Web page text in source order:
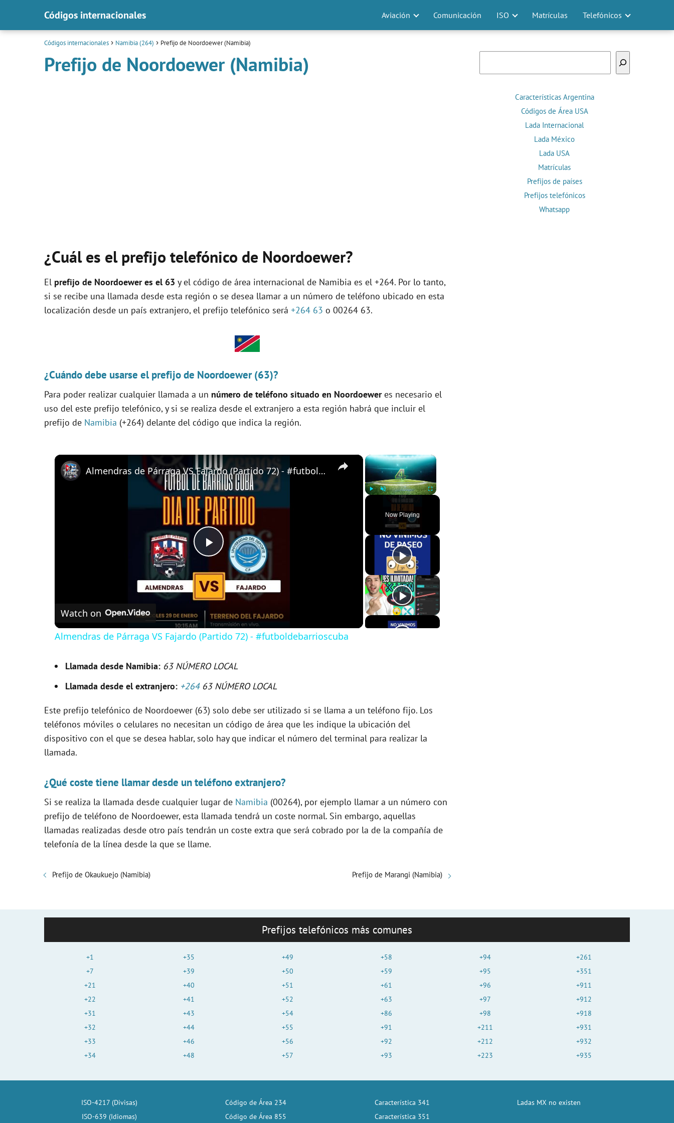
Códigos internacionales Aviación Comunicación ISO Matrículas Telefónicos
Códigos internacionales Namibia (264) Prefijo de Noordoewer (Namibia)
Prefijo de Noordoewer (Namibia)
¿Cuál es el prefijo telefónico de Noordoewer?
El prefijo de Noordoewer es el 63 y el código de área internacional de Namibia es el +264. Por lo tanto,
si se recibe una llamada desde esta región o se desea llamar a un número de teléfono ubicado en esta
localización desde un país extranjero, el prefijo telefónico será +264 63 o 00264 63.
¿Cuándo debe usarse el prefijo de Noordoewer (63)?
Para poder realizar cualquier llamada a un número de teléfono situado en Noordoeweres necesario el
uso del este prefijo telefónico, y si se realiza desde el extranjero a esta región habrá que incluir el
prefijo de Namibia (+264) delante del código que indica la región.
×
Unmute Fullscreen
Now Playing
×
P
l
a
i
d
o
Almendras de Párraga VS Fajardo (Partido 72) - #futboldebarrioscuba
Watch on
Almendras de Párraga VS Fajardo (Partido 72) - #futboldebarrioscuba
Llamada desde Namibia: 63 NÚMERO LOCAL
Llamada desde el extranjero: +26463 NÚMERO LOCAL
Este prefijo telefónico de Noordoewer (63) solo debe ser utilizado si se llama a un teléfono fijo. Los
teléfonos móviles o celulares no necesitan un código de área que les indique la ubicación del
dispositivo con el que se desea hablar, solo hay que indicar el número del terminal para realizar la
llamada.
¿Qué coste tiene llamar desde un teléfono extranjero?
Si se realiza la llamada desde cualquier lugar de Namibia (00264), por ejemplo llamar a un número con
prefijo de teléfono de Noordoewer, esta llamada tendrá un coste normal. Sin embargo, aquellas
llamadas realizadas desde otro país tendrán un coste extra que será cobrado por la de la compañía de
telefonía de la línea desde la que se llame.
Prefijo de Okaukuejo (Namibia) Prefijo de Marangi (Namibia)
Características Argentina
Códigos de Área USA
Lada Internacional
Lada México
Lada USA
Matrículas
Prefijos de países
Prefijos telefónicos
Whatsapp
Prefijos telefónicos más comunes
+1
+7
+21
+22
+31
+32
+33
+34
+35
+39
+40
+41
+43
+44
+46
+48
+49
+50
+51
+52
+54
+55
+56
+57
+58
+59
+61
+63
+86
+91
+92
+93
+94
+95
+96
+97
+98
+211
+212
+223
+261
+351
+911
+912
+918
+931
+932
+935
ISO-4217 (Divisas)
ISO-639 (Idiomas)
Código de Área 234
Código de Área 855
Característica 341
Característica 351
Ladas MX no existen